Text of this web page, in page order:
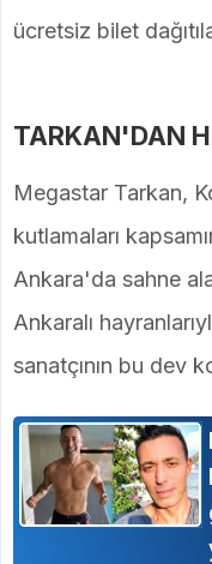
ücretsiz bilet
TARKAN'DAN
Megastar Tarkan,
kutlamaları
Ankara'da sahne
Ankaralı
sanatçının bu dev